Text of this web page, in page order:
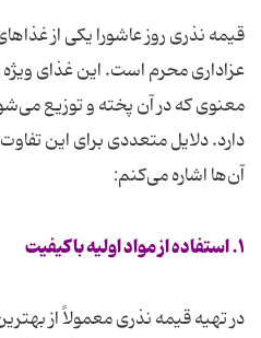
قیمه نذری روز عاشورا یکی از
عزاداری محرم است. این غذای
معنوی که در آن پخته و توزیع
دارد. دلایل متعددی برای این
آن‌ها اشاره می‌کنم:
۱. استفاده از مواد اولیه با کیفیت
در تهیه قیمه نذری معمولاً از